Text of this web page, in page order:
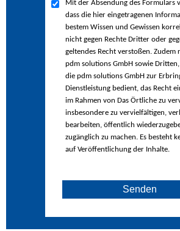
Mit der Absendung des Formulars
dass die hier eingetragenen
bestem Wissen und Gewissen
nicht gegen Rechte Dritter oder
geltendes Recht verstoßen. Zudem
pdm solutions GmbH sowie
die pdm solutions GmbH zur
Dienstleistung bedient, das Recht
im Rahmen von Das Örtliche zu
insbesondere zu vervielfältigen,
bearbeiten, öffentlich
zugänglich zu machen. Es besteht
auf Veröffentlichung der Inhalte.
Senden